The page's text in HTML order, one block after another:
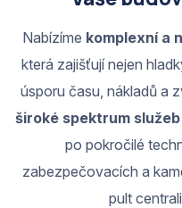
Nabízíme komplexní a
která zajišťují nejen
úsporu času, nákladů a
široké spektrum služeb
po pokročilé
zabezpečovacích a
pult